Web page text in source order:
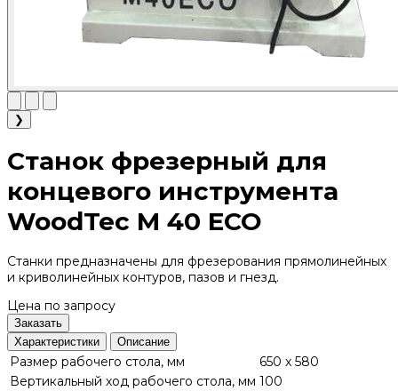
❯
Станок фрезерный для
концевого инструмента
WoodTec M 40 ECO
Станки предназначены для фрезерования прямолинейных
и криволинейных контуров, пазов и гнезд.
Цена по запросу
Заказать
Характеристики
Описание
Размер рабочего стола, мм
650 x 580
Вертикальный ход рабочего стола, мм 100